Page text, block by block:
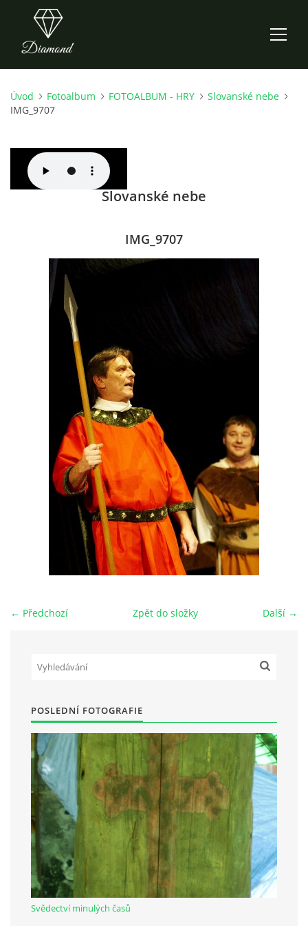
ÚVOD
O NÁS
CO NOVÉHO ZKOUŠÍME
KDY, KDE A CO HRAJEME
HRY OD ROKU 1973
VIDEOZÁZNAMY Z HER
FOTOALBUM
ČLENOVÉ - SOUČASNOST
HRY DO ROKU 1973
MÍSTO PRO VAŠE VZKAZY!!
Občanská vzdělávací jednota "Komenský" v Choceradech z.s.
257 24 Chocerady
IČ: 498 28 614
Kontaktní osoba:
Mgr. Miroslava Cinkeisová
723 967 851
Mirkaci@email.cz
© 2026 eStránky.cz RSS
Úvod Fotoalbum FOTOALBUM - HRY
Slovanské nebe
IMG_9707
Slovanské nebe
IMG_9707
← Předchozí Další →
Zpět do složky
POSLEDNÍ FOTOGRAFIE
Svědectví minulých časů